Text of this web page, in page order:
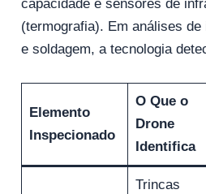
capacidade e sensores de
(termografia). Em análises
e soldagem, a tecnologia
Elemento
Inspecionado
O Que o
Drone
Identifica
Trincas